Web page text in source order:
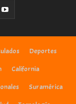
Deportes
California
Suramérica